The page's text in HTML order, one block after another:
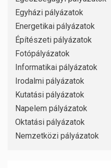
Egyházi pályázatok
Energetikai pályázatok
Építészeti pályázatok
Fotópályázatok
Informatikai pályázatok
Irodalmi pályázatok
Kutatási pályázatok
Napelem pályázatok
Oktatási pályázatok
Nemzetközi pályázatok